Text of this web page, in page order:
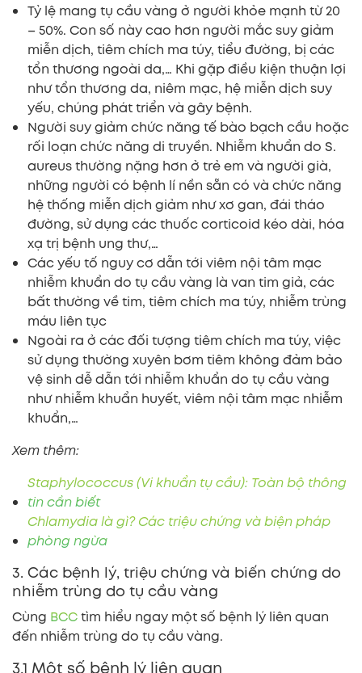
Tỷ lệ mang tụ cầu vàng ở người khỏe mạnh từ 20
– 50%. Con số này cao hơn người mắc suy giảm
miễn dịch, tiêm chích ma túy, tiểu đường, bị các
tổn thương ngoài da,… Khi gặp điều kiện thuận lợi
như tổn thương da, niêm mạc, hệ miễn dịch suy
yếu, chúng phát triển và gây bệnh.
Người suy giảm chức năng tế bào bạch cầu hoặc
rối loạn chức năng di truyền. Nhiễm khuẩn do S.
aureus thường nặng hơn ở trẻ em và người già,
những người có bệnh lí nền sẵn có và chức năng
hệ thống miễn dịch giảm như xơ gan, đái tháo
đường, sử dụng các thuốc corticoid kéo dài, hóa
xạ trị bệnh ung thư,…
Các yếu tố nguy cơ dẫn tới viêm nội tâm mạc
nhiễm khuẩn do tụ cầu vàng là van tim giả, các
bất thường về tim, tiêm chích ma túy, nhiễm trùng
máu liên tục
Ngoài ra ở các đối tượng tiêm chích ma túy, việc
sử dụng thường xuyên bơm tiêm không đảm bảo
vệ sinh dễ dẫn tới nhiễm khuẩn do tụ cầu vàng
như nhiễm khuẩn huyết, viêm nội tâm mạc nhiễm
khuẩn,…
Xem thêm:
Staphylococcus (Vi khuẩn tụ cầu): Toàn bộ thông
tin cần biết
Chlamydia là gì? Các triệu chứng và biện pháp
phòng ngừa
3. Các bệnh lý, triệu chứng và biến chứng do
nhiễm trùng do tụ cầu vàng
Cùng BCCtìm hiểu ngay một số bệnh lý liên quan
đến nhiễm trùng do tụ cầu vàng.
3.1 Một số bệnh lý liên quan